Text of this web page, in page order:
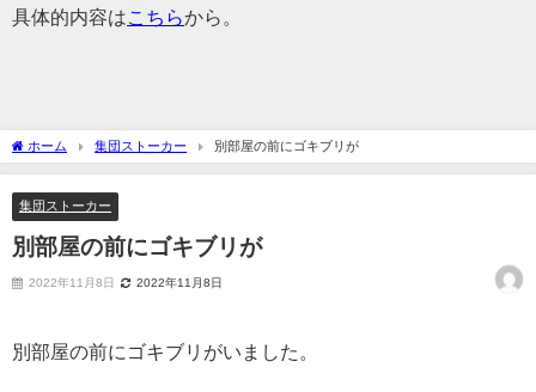
具体的内容は こちらから。
ホーム 集団ストーカー 別部屋の前にゴキブリが
集団ストーカー
別部屋の前にゴキブリが
2022年11月8日 2022年11月8日
別部屋の前にゴキブリがいました。